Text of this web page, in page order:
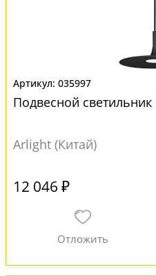
035997
Подвесной светильник
Arlight (Китай)
12 046 ₽